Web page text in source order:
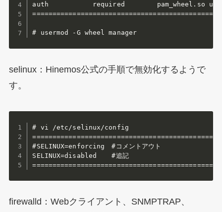
auth           required        pam_wheel.so use_uid	#コメントアウト
# usermod -G wheel manager
selinux：Hinemos公式の手順で無効化するようで
す。
# vi /etc/selinux/config
#SELINUX=enforcing	#コメントアウト
SELINUX=disabled	#追記
firewalld：Webクライアント、SNMPTRAP、